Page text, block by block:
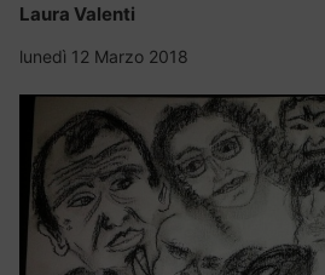
Laura Valenti
lunedì 12 Marzo 2018